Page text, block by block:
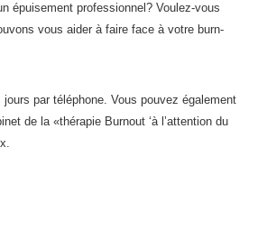
épuisement professionnel? Voulez-vous
vous aider à faire face à votre burn-
par téléphone. Vous pouvez également
de la «thérapie Burnout ‘à l’attention du